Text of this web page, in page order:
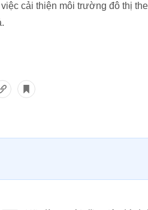
cải thiện môi trường đô thị